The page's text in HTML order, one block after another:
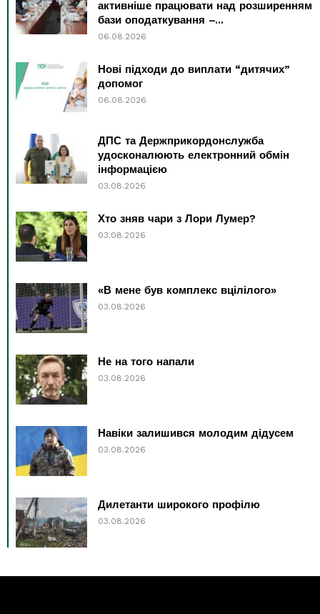
активніше працювати над розширенням
бази оподаткування –...
06.08.2026
Нові підходи до виплати “дитячих”
допомог
06.08.2026
ДПС та Держприкордонслужба
удосконалюють електронний обмін
інформацією
03.08.2026
Хто зняв чари з Лори Лумер?
03.08.2026
«В мене був комплекс вцілілого»
03.08.2026
Не на того напали
03.08.2026
Навіки залишився молодим дідусем
03.08.2026
Дилетанти широкого профілю
03.08.2026